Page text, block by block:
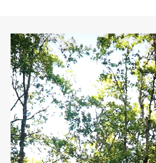
Video
Player